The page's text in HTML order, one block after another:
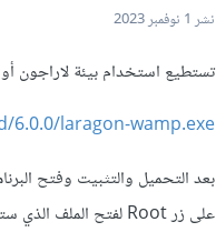
نشر 1 نوفمبر 2023
تستطيع استخدام بيئة لاراجون أو Xampp والأسهل هي بيئة لاراجون، يمكنك تحميلها من هنا:
laragon-wamp.exe